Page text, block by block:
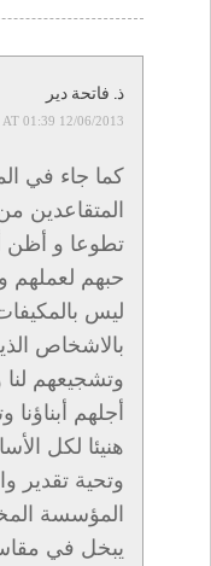
ذ. فاتحة دير
12/06/2013 AT 01:39
كما جاء في
المتقاعدين
تطوعا و أظن
حبهم لعملهم
ليس بالمكيفات
بالاشخاص
وتشجيعهم
أجلهم أبناؤنا
هنيئا لكل
وتحية تقدير
المؤسسة
يبخل في